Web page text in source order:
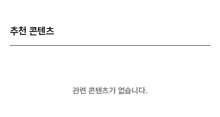
추천 콘텐츠
관련 콘텐츠가 없습니다.